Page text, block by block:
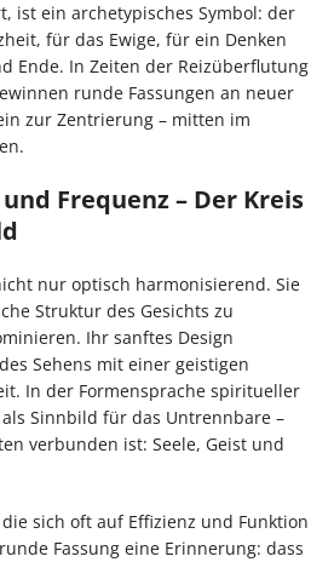
ist ein archetypisches Symbol: der
für das Ewige, für ein Denken
Ende. In Zeiten der Reizüberflutung
runde Fassungen an neuer
zur Zentrierung – mitten im
Frequenz – Der Kreis
nur optisch harmonisierend. Sie
Struktur des Gesichts zu
Ihr sanftes Design
Sehens mit einer geistigen
In der Formensprache spiritueller
Sinnbild für das Untrennbare –
verbunden ist: Seele, Geist und
sich oft auf Effizienz und Funktion
Fassung eine Erinnerung: dass